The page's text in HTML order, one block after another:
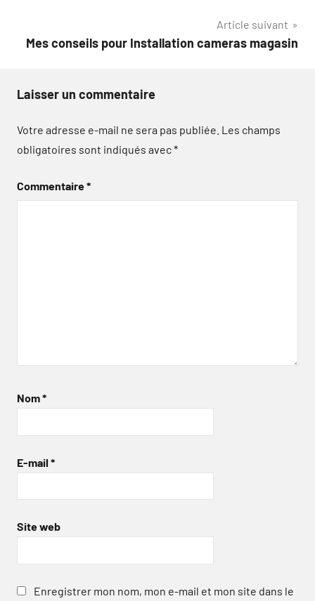
Article suivant
Mes conseils pour Installation cameras magasin
Laisser un commentaire
Votre adresse e-mail ne sera pas publiée. Les champs
obligatoires sont indiqués avec*
Commentaire*
Nom*
E-mail *
Site web
Enregistrer mon nom, mon e-mail et mon site dans le